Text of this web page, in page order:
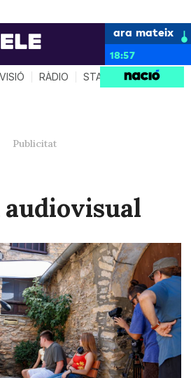
ara mateix
18:57
RÀDIO STAR SYSTEM